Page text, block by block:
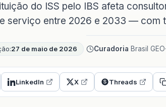
do ISS pelo IBS afeta
serviço entre 2026 e 2033 — com
27 de maio de 2026 Curadoria Brasil GEO·
LinkedIn X Threads